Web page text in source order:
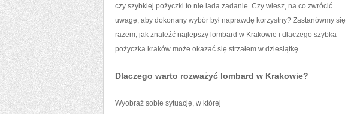
czy szybkiej pożyczki to nie lada zadanie. Czy wiesz, na co zwrócić
uwagę, aby dokonany wybór był naprawdę korzystny? Zastanówmy się
razem, jak znaleźć najlepszy lombard w Krakowie i dlaczego szybka
pożyczka kraków może okazać się strzałem w dziesiątkę.
Dlaczego warto rozważyć lombard w Krakowie?
Wyobraź sobie sytuację, w której